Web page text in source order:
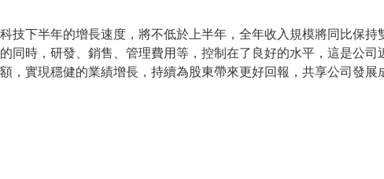
技下半年的增長速度，將不低於上半年，全年收入規模將同比保持
同時，研發、銷售、管理費用等，控制在了良好的水平，這是公司
實現穩健的業績增長，持續為股東帶來更好回報，共享公司發展